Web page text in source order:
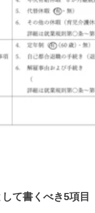
て書くべき5項目